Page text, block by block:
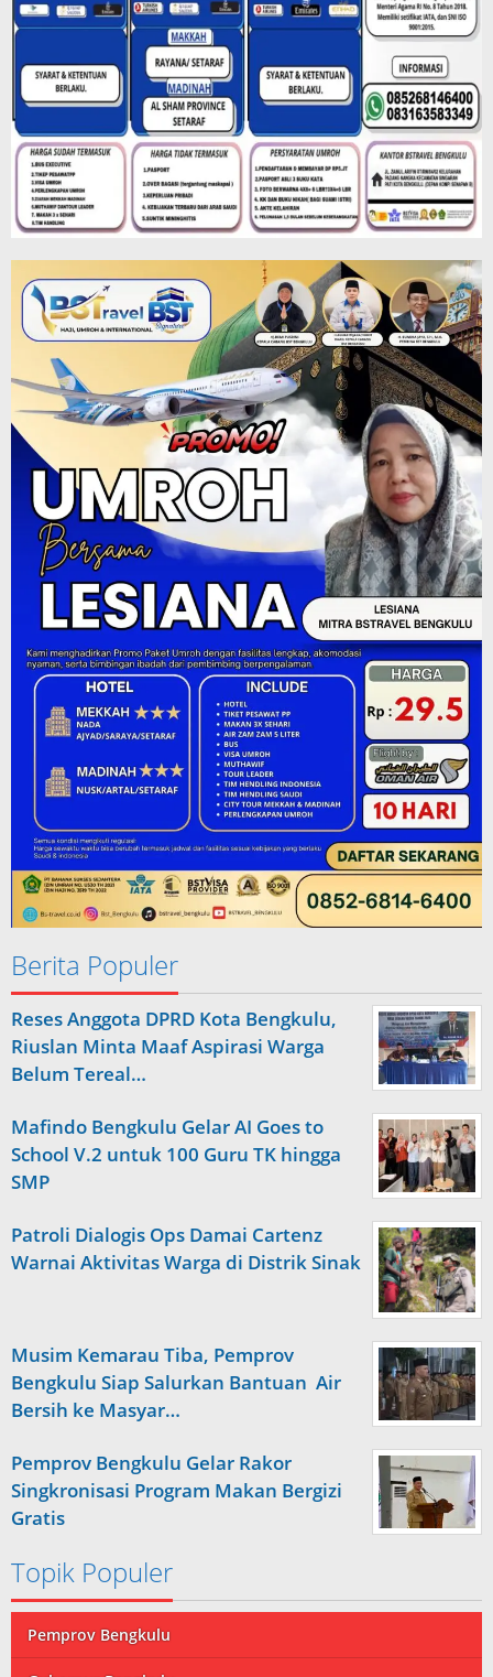
Berita Populer
Reses Anggota DPRD Kota Bengkulu,
Riuslan Minta Maaf Aspirasi Warga
Belum Tereal…
Mafindo Bengkulu Gelar AI Goes to
School V.2 untuk 100 Guru TK hingga
SMP
Patroli Dialogis Ops Damai Cartenz
Warnai Aktivitas Warga di Distrik Sinak
Musim Kemarau Tiba, Pemprov
Bengkulu Siap Salurkan Bantuan Air
Bersih ke Masyar…
Pemprov Bengkulu Gelar Rakor
Singkronisasi Program Makan Bergizi
Gratis
Topik Populer
Pemprov Bengkulu